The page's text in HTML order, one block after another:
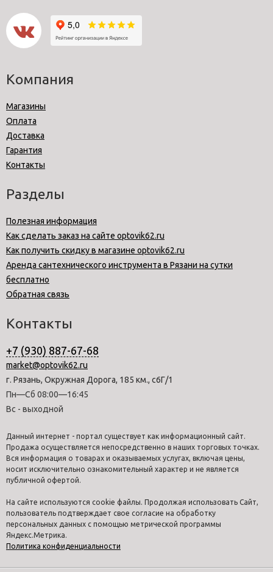
Компания
Магазины
Оплата
Доставка
Гарантия
Контакты
Разделы
Полезная информация
Как сделать заказ на сайте optovik62.ru
Как получить скидку в магазине optovik62.ru
Аренда сантехнического инструмента в Рязани на сутки
бесплатно
Обратная связь
Контакты
+7 (930) 887-67-68
market@optovik62.ru
г. Рязань, Окружная Дорога, 185 км., с6Г/1
Пн—Сб 08:00—16:45
Вс - выходной
Данный интернет - портал существует как информационный сайт.
Продажа осуществляется непосредственно в наших торговых точках.
Вся информация о товарах и оказываемых услугах, включая цены,
носит исключительно ознакомительный характер и не является
публичной офертой.
На сайте используются cookie файлы. Продолжая использовать Сайт,
пользователь подтверждает свое согласие на обработку
персональных данных с помощью метрической программы
Яндекс.Метрика.
Политика конфиденциальности